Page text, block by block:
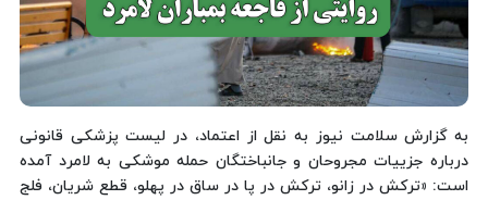
به گزارش سلامت نیوز به نقل از اعتماد، در لیست پزشکی قانونی
درباره جزییات مجروحان و جانباختگان حمله موشکی به لامرد آمده
است: «ترکش در زانو، ترکش در پا در ساق در پهلو، قطع شریان، فلج